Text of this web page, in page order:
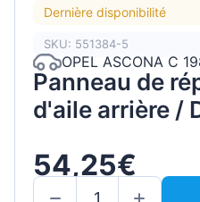
Dernière disponibilité
SKU: 551384-5
OPEL ASCONA C
Panneau de
d'aile arrière /
54,25€